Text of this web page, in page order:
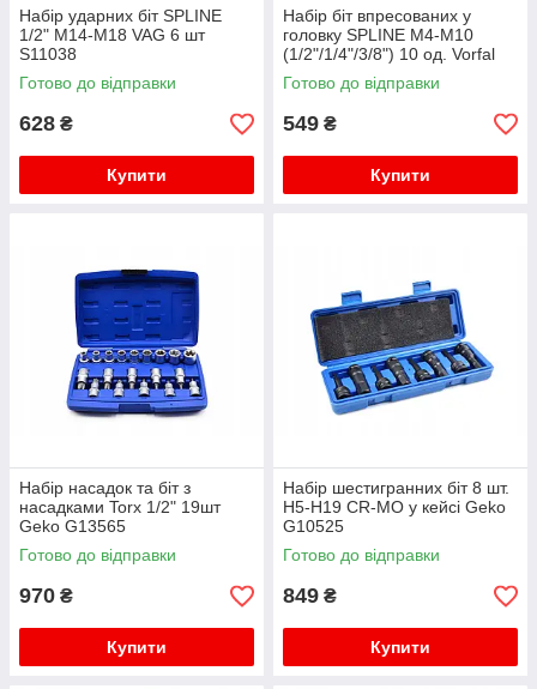
Набір ударних біт SPLINE
1/2" M14-M18 VAG 6 шт
S11038
Готово до відправки
628 ₴
Купити
Набір біт впресованих у
головку SPLINE М4-М10
(1/2"/1/4"/3/8") 10 од. Vorfal
V08055
Готово до відправки
549 ₴
Купити
Набір насадок та біт з
насадками Torx 1/2" 19шт
Geko G13565
Готово до відправки
970 ₴
Купити
Набір шестигранних біт 8 шт.
H5-H19 CR-МО у кейсі Geko
G10525
Готово до відправки
849 ₴
Купити